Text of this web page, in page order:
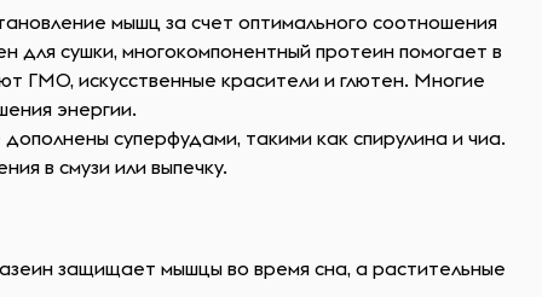
мышц за счет оптимального соотношения
для сушки, многокомпонентный протеин помогает в
ГМО, искусственные красители и глютен. Многие
энергии.
суперфудами, такими как спирулина и чиа.
в смузи или выпечку.
защищает мышцы во время сна, а растительные